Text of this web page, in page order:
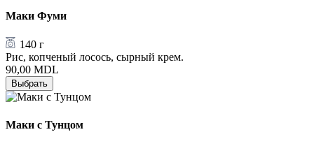
Маки Фуми
140 г
Рис, копченый лосось, сырный крем.
90,00 MDL
Выбрать
Маки с Тунцом